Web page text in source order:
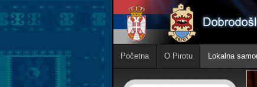
Početna O Pirotu Lokalna